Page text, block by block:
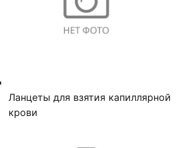
Ланцеты для взятия капиллярной
крови